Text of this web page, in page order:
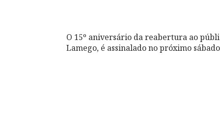
O 15º aniversário da reabertura ao
Lamego, é assinalado no próximo